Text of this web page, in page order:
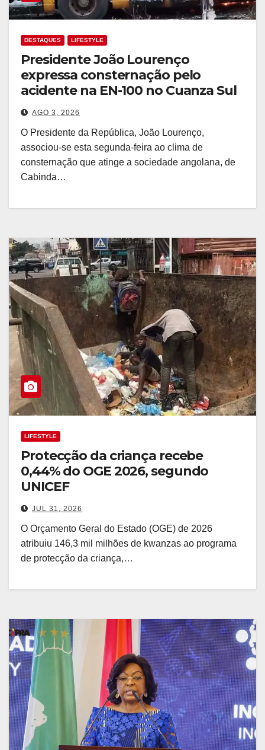
DESTAQUES LIFESTYLE
Presidente João Lourenço
expressa consternação pelo
acidente na EN-100 no Cuanza Sul
AGO 3, 2026
O Presidente da República, João Lourenço,
associou-se esta segunda-feira ao clima de
consternação que atinge a sociedade angolana, de
Cabinda…
LIFESTYLE
Protecção da criança recebe
0,44% do OGE 2026, segundo
UNICEF
JUL 31, 2026
O Orçamento Geral do Estado (OGE) de 2026
atribuiu 146,3 mil milhões de kwanzas ao programa
de protecção da criança,…